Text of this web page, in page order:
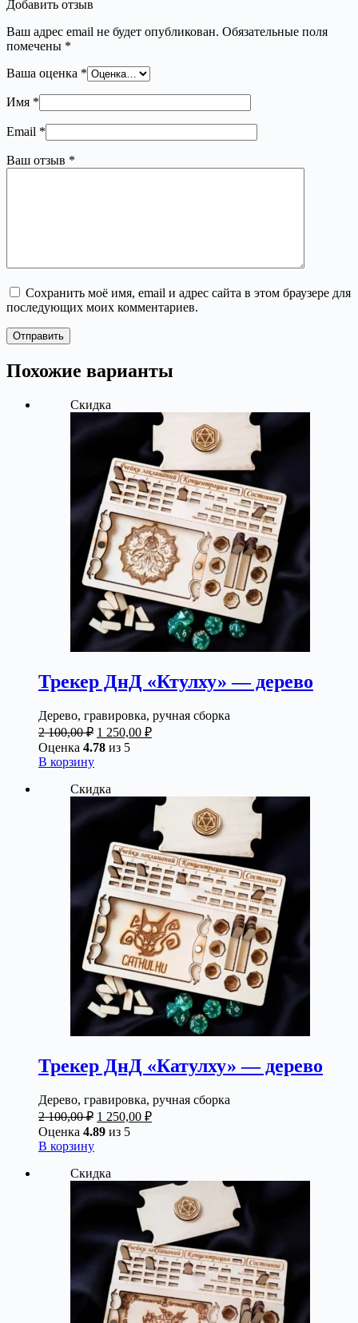
Добавить отзыв
Ваш адрес email не будет опубликован. Обязательные поля
помечены *
Ваша оценка *
Имя *
Email *
Ваш отзыв *
Сохранить моё имя, email и адрес сайта в этом браузере для
последующих моих комментариев.
Отправить
Похожие варианты
Скидка
Трекер ДнД «Ктулху» — дерево
Дерево, гравировка, ручная сборка
2 100,00₽ Первоначальная
цена
100,00 ₽.
1 250,00 ₽Текущая
Оценка 4.78 из 5
В корзину
Скидка
Трекер ДнД «Катулху» — дерево
Дерево, гравировка, ручная сборка
2 100,00₽ Первоначальная
цена
100,00 ₽.
1 250,00 ₽Текущая
Оценка 4.89 из 5
В корзину
Скидка